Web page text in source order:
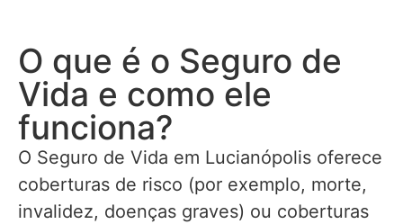
O que é o Seguro de
Vida e como ele
funciona?
O Seguro de Vida em Lucianópolis oferece
coberturas de risco (por exemplo, morte,
invalidez, doenças graves) ou coberturas